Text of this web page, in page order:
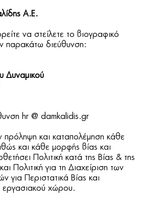
Α.Ε.
να στείλετε το βιογραφικό
παρακάτω διεύθυνση:
Δυναμικού
hr @ damkalidis.gr
πρόληψη και καταπολέμηση κάθε
και κάθε μορφής βίας και
Πολιτική κατά της Βίας & της
Πολιτική για τη Διαχείριση των
για Περιστατικά Βίας και
εργασιακού χώρου.